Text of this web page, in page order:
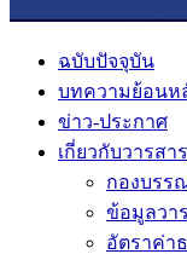
ฉบับปัจจุบัน
บทความย้อนห
ข่าว-ประกาศ
เกี่ยวกับวารสาร
กองบรร
ข้อมูลวา
อัตราค่า